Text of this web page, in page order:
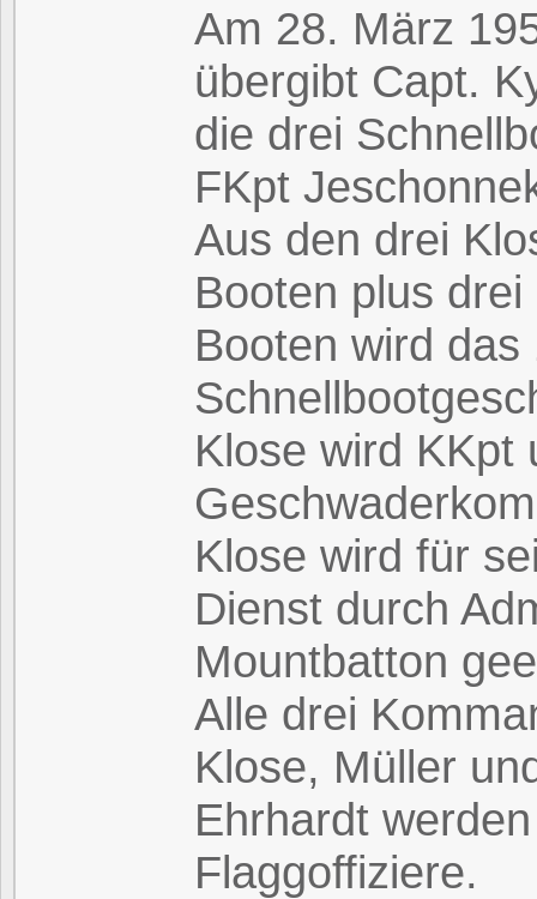
Am 28. März
übergibt Capt.
die drei
FKpt
Aus den drei
Booten plus drei
Booten wird das
Klose wird KKpt
Klose wird für
Dienst durch
Mountbatton
Alle drei
Klose, Müller
Ehrhardt
Flaggoffiziere.